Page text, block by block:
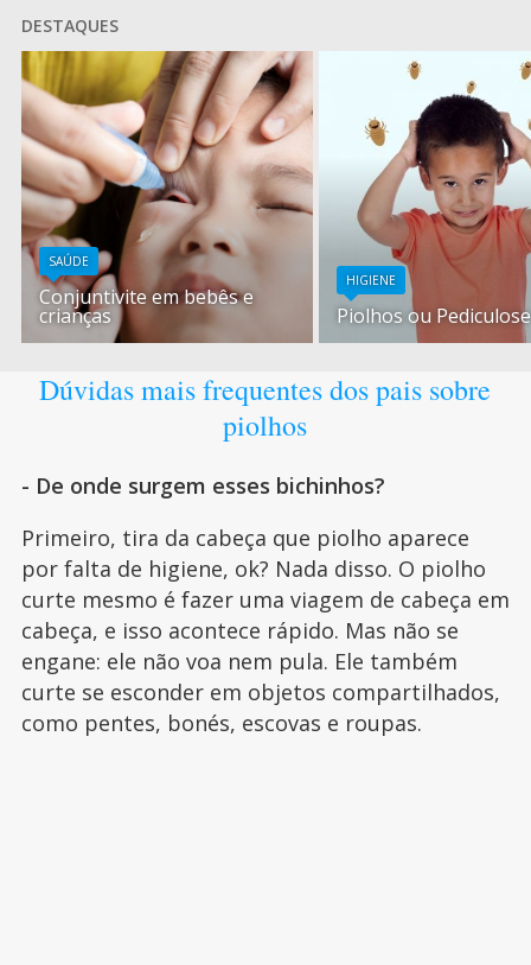
DESTAQUES
SAÚDE
Conjuntivite em bebês e
crianças
HIGIENE
Piolhos ou Pediculose
Dúvidas mais frequentes dos pais sobre
piolhos
- De onde surgem esses bichinhos?
Primeiro, tira da cabeça que piolho aparece
por falta de higiene, ok? Nada disso. O piolho
curte mesmo é fazer uma viagem de cabeça em
cabeça, e isso acontece rápido. Mas não se
engane: ele não voa nem pula. Ele também
curte se esconder em objetos compartilhados,
como pentes, bonés, escovas e roupas.